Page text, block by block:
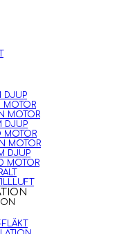
DJUP
MOTOR
MOTOR
DJUP
MOTOR
MOTOR
DJUP
MOTOR